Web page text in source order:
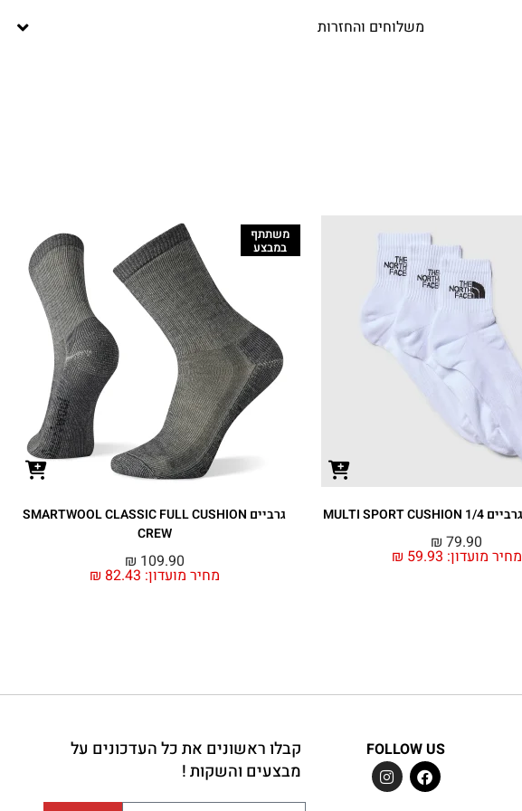
משלוחים והחזרות
מחיר מועדון: ₪ 59.93
₪ 79.90
משתתף
במבצע
גרביים SMARTWOOL CLASSIC FULL CUSHION
CREW
מחיר מועדון: ₪ 82.43
₪ 109.90
FOLLOW US
קבלו ראשונים את כל העדכונים על
מבצעים והשקות !